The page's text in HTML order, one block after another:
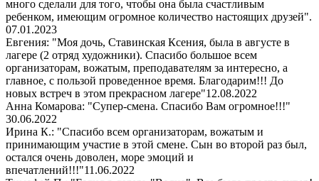
много сделали для того, чтобы она была счастливым
ребенком, имеющим огромное количество настоящих друзей".
07.01.2023
Евгения: "Моя дочь, Ставинская Ксения, была в августе в
лагере (2 отряд художники). Спасибо большое всем
организаторам, вожатым, преподавателям за интересно, а
главное, с пользой проведенное время. Благодарим!!! До
новых встреч в этом прекрасном лагере"12.08.2022
Анна Комарова: "Супер-смена. Спасибо Вам огромное!!!"
30.06.2022
Ирина К.: "Спасибо всем организаторам, вожатым и
принимающим участие в этой смене. Сын во второй раз был,
остался очень доволен, море эмоций и
впечатлений!!!"11.06.2022